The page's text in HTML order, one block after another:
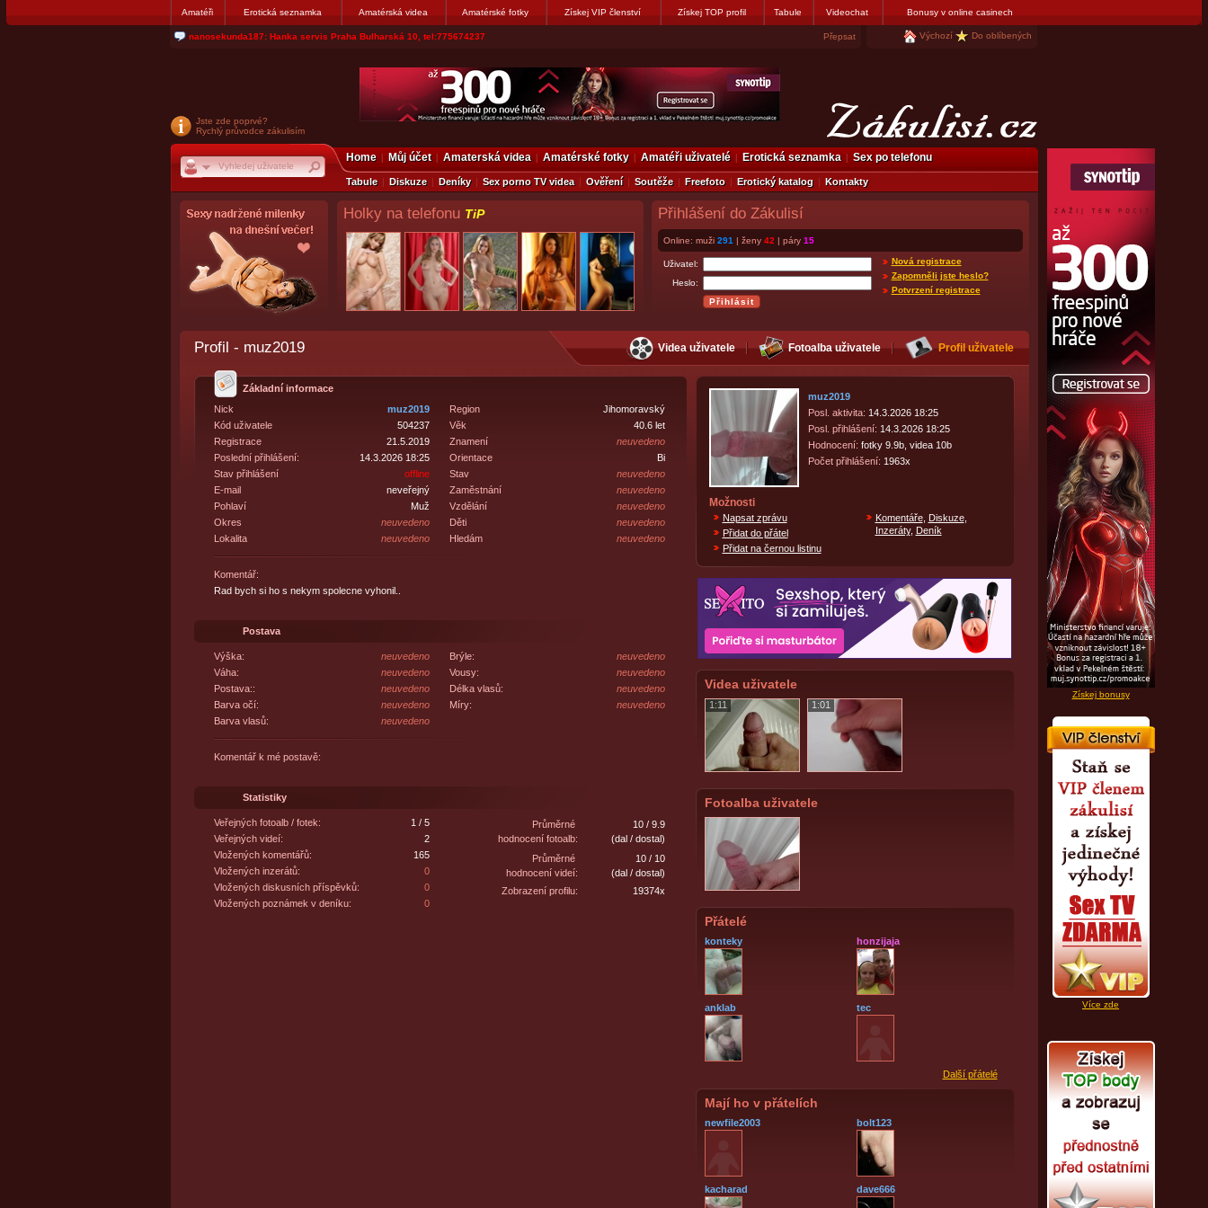
Amatéři Erotická seznamka Amatérská videa Amatérské fotky Získej VIP členství Získej TOP profil Tabule Videochat Bonusy v online casinech
jjoseff: Najde se par, ktery nekdy přemýšlel o divákovi. Napiste Přepsat Výchozí Do oblíbených
Získej bonusy
Více zde
Jste zde poprvé?
Rychlý průvodce zákulisím
Home Můj účet Amaterská videa Amatérské fotky Amatéři uživatelé Erotická seznamka Sex po telefonu
Tabule Diskuze Deníky Sex porno TV videa Ověření Soutěže Freefoto Erotický katalog Kontakty
Holky na telefonu TiP Přihlášení do Zákulisí
Online: muži 291 | ženy 42 | páry 15
Uživatel:
Heslo:
Nová registrace
Zapomněli jste heslo?
Potvrzení registrace
Profil - muz2019 Videa uživatele Fotoalba uživatele Profil uživatele
Základní informace
Nick
muz2019
Kód uživatele
504237
Registrace
21.5.2019
Poslední přihlášení:
14.3.2026 18:25
Stav přihlášení
offline
E-mail
neveřejný
Pohlaví
Muž
Okres
neuvedeno
Lokalita
neuvedeno
Region
Jihomoravský
Věk
40.6 let
Znamení
neuvedeno
Orientace
Bi
Stav
neuvedeno
Zaměstnání
neuvedeno
Vzdělání
neuvedeno
Děti
neuvedeno
Hledám
neuvedeno
Komentář:
Rad bych si ho s nekym spolecne vyhonil..
Postava
Výška:
neuvedeno
Váha:
neuvedeno
Postava::
neuvedeno
Barva očí:
neuvedeno
Barva vlasů:
neuvedeno
Brýle:
neuvedeno
Vousy:
neuvedeno
Délka vlasů:
neuvedeno
Míry:
neuvedeno
Komentář k mé postavě:
Statistiky
Veřejných fotoalb / fotek:
1 / 5
Veřejných videí:
2
Vložených komentářů:
165
Vložených inzerátů:
0
Vložených diskusních příspěvků:
0
Vložených poznámek v deníku:
0
Průměrné
hodnocení fotoalb:
10 / 9.9
(dal / dostal)
Průměrné
hodnocení videí:
10 / 10
(dal / dostal)
Zobrazení profilu:
19374x
muz2019
Posl. aktivita: 14.3.2026 18:25
Posl. přihlášení: 14.3.2026 18:25
Hodnocení: fotky 9.9b, videa 10b
Počet přihlášení: 1963x
Možnosti
Napsat zprávu
Přidat do přátel
Přidat na černou listinu
Komentáře, Diskuze,
Inzeráty, Deník
Videa uživatele
1:11 1:01
Fotoalba uživatele
Přátelé
konteky honzijaja
anklab tec
Další přátelé
Mají ho v přátelích
newfile2003 bolt123
kacharad dave666